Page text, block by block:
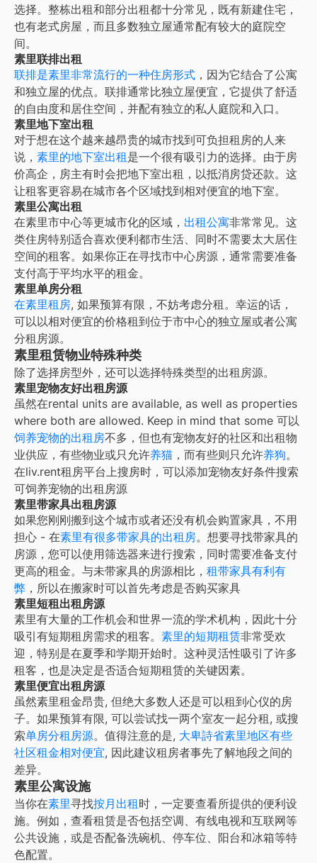
选择。整栋出租和部分出租都十分常见，既有新建住宅，
也有老式房屋，而且多数独立屋通常配有较大的庭院空
间。
素里联排出租
联排是素里非常流行的一种住房形式 ，因为它结合了公寓
和独立屋的优点。联排通常比独立屋便宜，它提供了舒适
的自由度和居住空间，并配有独立的私人庭院和入口。
素里地下室出租
对于想在这个越来越昂贵的城市找到可负担租房的人来
说， 素里的地下室出租是一个很有吸引力的选择。由于房
价高企，房主有时会把地下室出租，以抵消房贷还款。这
让租客更容易在城市各个区域找到相对便宜的地下室。
素里公寓出租
在素里市中心等更城市化的区域， 出租公寓非常常见。这
类住房特别适合喜欢便利都市生活、同时不需要太大居住
空间的租客。如果你正在寻找市中心房源，通常需要准备
支付高于平均水平的租金。
素里单房分租
在素里租房, 如果预算有限，不妨考虑分租。幸运的话，
可以以相对便宜的价格租到位于市中心的独立屋或者公寓
分租房源。
素里租赁物业特殊种类
除了选择房型外，还可以选择特殊类型的出租房源。
素里宠物友好出租房源
虽然在rental units are available, as well as properties
where both are allowed. Keep in mind that some 可以
饲养宠物的出租房不多，但也有宠物友好的社区和出租物
业供应，有些物业或只允许养猫 ，而有些则只允许养狗。
在liv.rent租房平台上搜房时，可以添加宠物友好条件搜索
可饲养宠物的出租房源
素里带家具出租房源
如果您刚刚搬到这个城市或者还没有机会购置家具，不用
担心 - 在素里有很多带家具的出租房。想要寻找带家具的
房源，您可以使用筛选器来进行搜索，同时需要准备支付
更高的租金。与未带家具的房源相比， 租带家具有利有
弊 ，所以在搬家时可以首先考虑是否购买家具
素里短租出租房源
素里有大量的工作机会和世界一流的学术机构，因此十分
吸引有短期租房需求的租客。 素里的短期租赁非常受欢
迎，特别是在夏季和学期开始时。这种灵活性吸引了许多
租客，也是决定是否适合短期租赁的关键因素。
素里便宜出租房源
虽然素里租金昂贵, 但绝大多数人还是可以租到心仪的房
子。如果预算有限, 可以尝试找一两个室友一起分租, 或搜
索单房分租房源。值得注意的是, 大卑詩省素里地区有些
社区租金相对便宜, 因此建议租房者事先了解地段之间的
差异。
素里公寓设施
当你在素里寻找按月出租时，一定要查看所提供的便利设
施。例如，查看租赁是否包括空调、有线电视和互联网等
公共设施，或是否配备洗碗机、停车位、阳台和冰箱等特
色配置。